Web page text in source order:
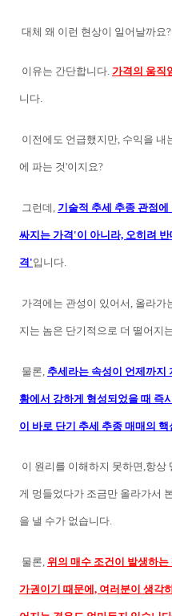
대체 왜 이런 현상이 일어날까요?
이유는 간단합니다. 가격의 움직
니다.
이전에도 언급했지만, 수익을 내
에 파는 것'이지요?
그런데, 기술적 추세 추종 관점
싸지는 가격'이 아니라, 오히려
격'입니다.
가격에는 관성이 있어서, 올라가
지는 놈은 단기적으로 더 떨어지
물론, 추세라는 속성이 언제까지
황에서 강하게 형성되었을 때 즉
이 바로 단기 추세 추종 매매의 핵
이 원리를 이해하지 못하면,항상
게 멍들었다가 조금만 올라가서
을 낼 수가 없습니다.
물론, 위의 매수 조건이 발생하
가권이기 때문에, 여러분이 생각